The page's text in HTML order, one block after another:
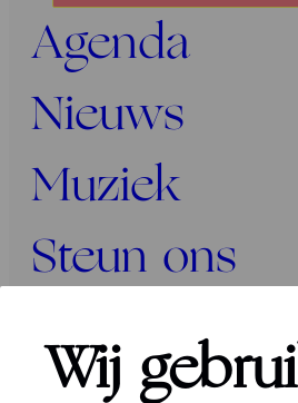
Wij
onze
nieuwsbrief
Agenda
Nieuws
Muziek
Steun ons